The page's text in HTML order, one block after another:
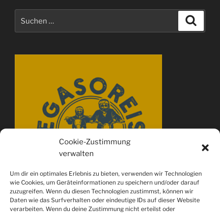
Cookie-Zustimmung
verwalten
Um dir ein optimales Erlebnis zu bieten, verwenden wir Technologien
wie Cookies, um Geräteinformationen zu speichern und/oder darauf
zuzugreifen. Wenn du diesen Technologien zustimmst, können wir
Daten wie das Surfverhalten oder eindeutige IDs auf dieser Website
verarbeiten. Wenn du deine Zustimmung nicht erteilst oder
nach: